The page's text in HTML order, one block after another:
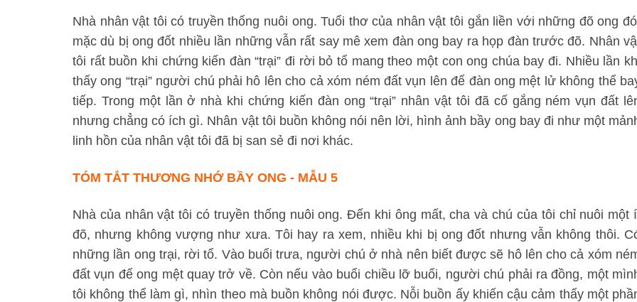
Nhà nhân vật tôi có truyền thống nuôi ong. Tuổi thơ của nhân vật tôi gắn liền với những đõ ong
mặc dù bị ong đốt nhiều lần những vẫn rất say mê xem đàn ong bay ra họp đàn trước đõ. Nhân
tôi rất buồn khi chứng kiến đàn “trại” đi rời bỏ tổ mang theo một con ong chúa bay đi. Nhiều lần
thấy ong “trại” người chú phải hô lên cho cả xóm ném đất vụn lên để đàn ong mệt lử không thể
tiếp. Trong một lần ở nhà khi chứng kiến đàn ong “trại” nhân vật tôi đã cố gắng ném vụn đất
nhưng chẳng có ích gì. Nhân vật tôi buồn không nói nên lời, hình ảnh bầy ong bay đi như một
linh hồn của nhân vật tôi đã bị san sẻ đi nơi khác.
TÓM TẮT THƯƠNG NHỚ BẦY ONG - MẪU 5
Nhà của nhân vật tôi có truyền thống nuôi ong. Đến khi ông mất, cha và chú của tôi chỉ nuôi một
đõ, nhưng không vượng như xưa. Tôi hay ra xem, nhiều khi bị ong đốt nhưng vẫn không thôi.
những lần ong trại, rời tổ. Vào buổi trưa, người chú ở nhà nên biết được sẽ hô lên cho cả xóm
đất vụn để ong mệt quay trở về. Còn nếu vào buổi chiều lỡ buổi, người chú phải ra đồng, một
tôi không thể làm gì, nhìn theo mà buồn không nói được. Nỗi buồn ấy khiến cậu cảm thấy một